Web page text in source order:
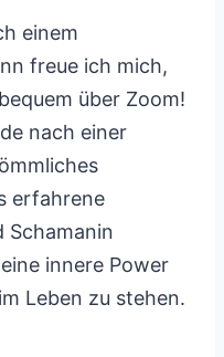
einem
freue ich mich,
über Zoom!
nach einer
erfahrene
Schamanin
innere Power
Leben zu stehen.